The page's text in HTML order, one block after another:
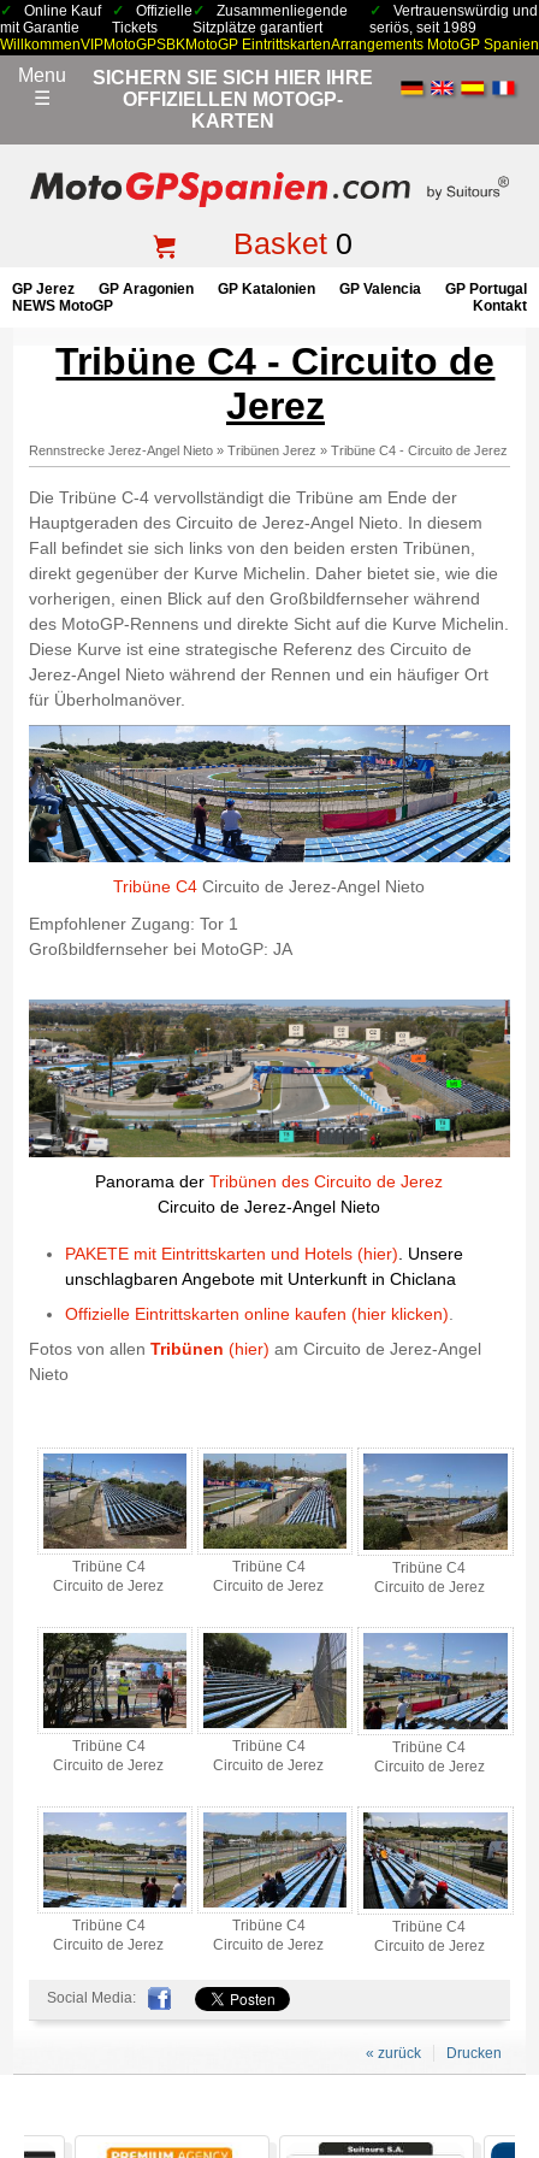
Online Kauf
mit Garantie
Offizielle
Tickets
Zusammenliegende
Sitzplätze garantiert
Vertrauenswürdig und
seriös, seit 1989
WillkommenVIPMotoGPSBKMotoGP EintrittskartenArrangements MotoGP Spanien
Menu
☰
SICHERN SIE SICH HIER IHRE
OFFIZIELLEN MOTOGP-
KARTEN
Basket0
GP Jerez GP Aragonien GP Katalonien GP Valencia
GP Portugal
NEWS MotoGP
Kontakt
Tribüne C4 - Circuito de
Jerez
Rennstrecke Jerez-Angel Nieto» Tribünen Jerez » Tribüne C4 - Circuito de Jerez
Die Tribüne C-4 vervollständigt die Tribüne am Ende der
Hauptgeraden des Circuito de Jerez-Angel Nieto. In diesem
Fall befindet sie sich links von den beiden ersten Tribünen,
direkt gegenüber der Kurve Michelin. Daher bietet sie, wie die
vorherigen, einen Blick auf den Großbildfernseher während
des MotoGP-Rennens und direkte Sicht auf die Kurve Michelin.
Diese Kurve ist eine strategische Referenz des Circuito de
Jerez-Angel Nieto während der Rennen und ein häufiger Ort
für Überholmanöver.
Tribüne C4 Circuito de Jerez-Angel Nieto
Empfohlener Zugang: Tor 1
Großbildfernseher bei MotoGP: JA
Panorama derTribünen des Circuito de Jerez
Circuito de Jerez-Angel Nieto
PAKETE mit Eintrittskarten und Hotels (hier). Unsere
unschlagbaren Angebote mit Unterkunft in Chiclana
Offizielle Eintrittskarten online kaufen (hier klicken).
Fotos von allen Tribünen (hier) am Circuito de Jerez-Angel
Nieto
Tribüne C4
Circuito de Jerez
Tribüne C4
Circuito de Jerez
Tribüne C4
Circuito de Jerez
Tribüne C4
Circuito de Jerez
Tribüne C4
Circuito de Jerez
Tribüne C4
Circuito de Jerez
Tribüne C4
Circuito de Jerez
Tribüne C4
Circuito de Jerez
Tribüne C4
Circuito de Jerez
Social Media:
Drucken
« zurück